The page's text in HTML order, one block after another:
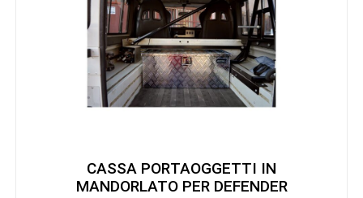
CASSA PORTAOGGETTI IN
MANDORLATO PER DEFENDER